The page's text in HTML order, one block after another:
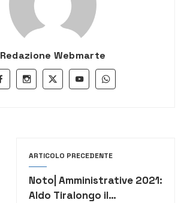
Redazione Webmarte
ARTICOLO PRECEDENTE
Noto| Amministrative 2021:
Aldo Tiralongo il